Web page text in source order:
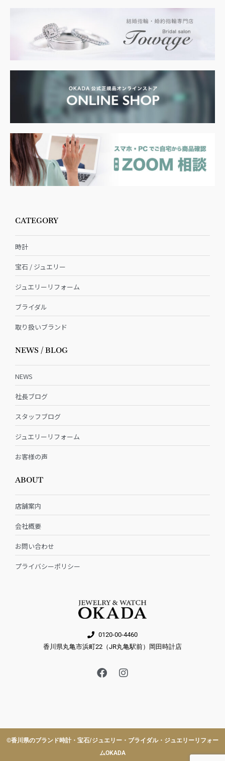
CATEGORY
時計
宝石 / ジュエリー
ジュエリーリフォーム
ブライダル
取り扱いブランド
NEWS / BLOG
NEWS
社長ブログ
スタッフブログ
ジュエリーリフォーム
お客様の声
ABOUT
店舗案内
会社概要
お問い合わせ
プライバシーポリシー
0120-00-4460
香川県丸亀市浜町22（JR丸亀駅前）岡田時計店
F
a
o
k
I
n
r
a
m
©︎香川県のブランド時計・宝石/ジュエリー・ブライダル・ジュエリーリフォー
ムOKADA